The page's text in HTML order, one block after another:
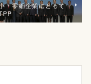
・零細企業にとって